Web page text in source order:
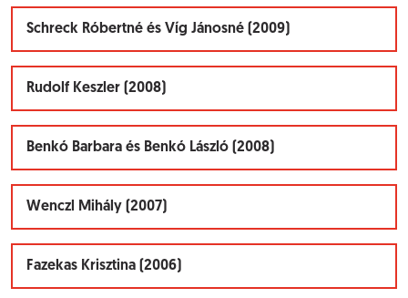
Schreck Róbertné és Víg Jánosné (2009)
Rudolf Keszler (2008)
Benkó Barbara és Benkó László (2008)
Wenczl Mihály (2007)
Fazekas Krisztina (2006)